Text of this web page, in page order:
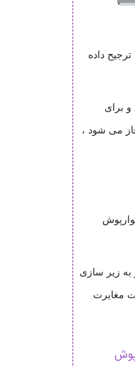
داده
برای
می شود ،
به زیر سازی
مغایرت